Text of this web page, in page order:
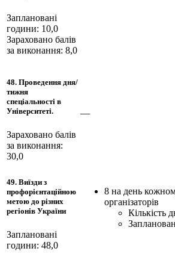
Заплановані
години: 10,0
Зараховано балів
за виконання: 8,0
48. Проведення дня/
тижня
спеціальності в
Університеті.
Зараховано балів
за виконання:
30,0
—
49. Виїзди з
профорієнтаційною
метою до різних
регіонів України
Заплановані
години: 48,0
8 на день
організаторів
Кількість